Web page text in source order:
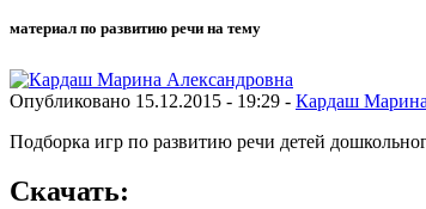
материал по развитию речи на тему
Опубликовано 15.12.2015 - 19:29 - Кардаш
Подборка игр по развитию речи детей
Скачать: